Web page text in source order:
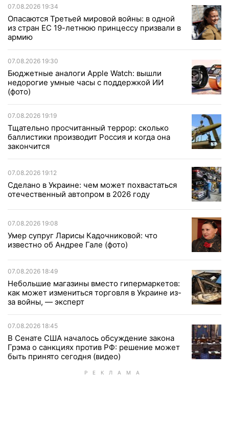
07.08.2026 19:34
Опасаются Третьей мировой войны: в одной
из стран ЕС 19-летнюю принцессу призвали в
армию
07.08.2026 19:30
Бюджетные аналоги Apple Watch: вышли
недорогие умные часы с поддержкой ИИ
(фото)
07.08.2026 19:19
Тщательно просчитанный террор: сколько
баллистики производит Россия и когда она
закончится
07.08.2026 19:12
Сделано в Украине: чем может похвастаться
отечественный автопром в 2026 году
07.08.2026 19:08
Умер супруг Ларисы Кадочниковой: что
известно об Андрее Гале (фото)
07.08.2026 18:49
Небольшие магазины вместо гипермаркетов:
как может измениться торговля в Украине из-
за войны, — эксперт
07.08.2026 18:45
В Сенате США началось обсуждение закона
Грэма о санкциях против РФ: решение может
быть принято сегодня (видео)